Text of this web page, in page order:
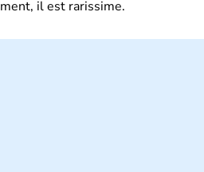
il est rarissime.